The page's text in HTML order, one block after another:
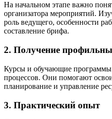
На начальном этапе важно
организатора мероприятий.
роль ведущего, особенности
составление брифа.
2. Получение
Курсы и обучающие
процессов. Они помогают
планирование и управление
3. Практический опыт